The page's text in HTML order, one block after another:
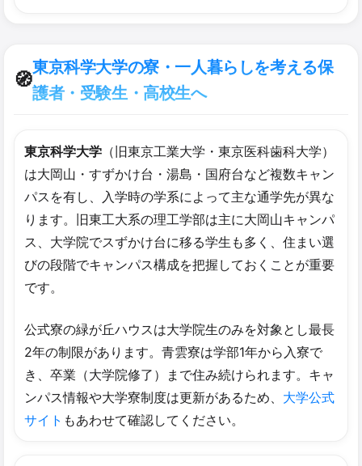
🧭
東京科学大学の寮・一人暮らしを考える保
護者・受験生・高校生へ
東京科学大学 （旧東京工業大学・東京医科歯科大学）
は大岡山・すずかけ台・湯島・国府台など複数キャン
パスを有し、入学時の学系によって主な通学先が異な
ります。旧東工大系の理工学部は主に大岡山キャンパ
ス、大学院でスずかけ台に移る学生も多く、住まい選
びの段階でキャンパス構成を把握しておくことが重要
です。
公式寮の緑が丘ハウスは大学院生のみを対象とし最長
2年の制限があります。青雲寮は学部1年から入寮で
き、卒業（大学院修了）まで住み続けられます。キャ
ンパス情報や大学寮制度は更新があるため、 大学公式
サイト もあわせて確認してください。